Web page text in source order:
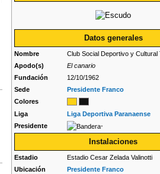
Datos generales
Nombre
Club Social Deportivo y
Apodo(s)
El canario
Fundación
12/10/1962
Sede
Presidente Franco
Colores
Liga
Liga Deportiva Paranaense
Presidente
-
Instalaciones
Estadio
Estadio Cesar Zelada Valinotti
Ubicación
Presidente Franco